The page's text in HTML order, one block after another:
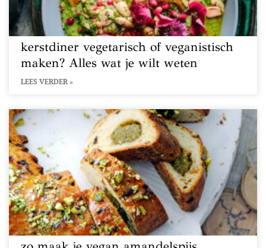
kerstdiner vegetarisch of veganistisch
maken? Alles wat je wilt weten
LEES VERDER »